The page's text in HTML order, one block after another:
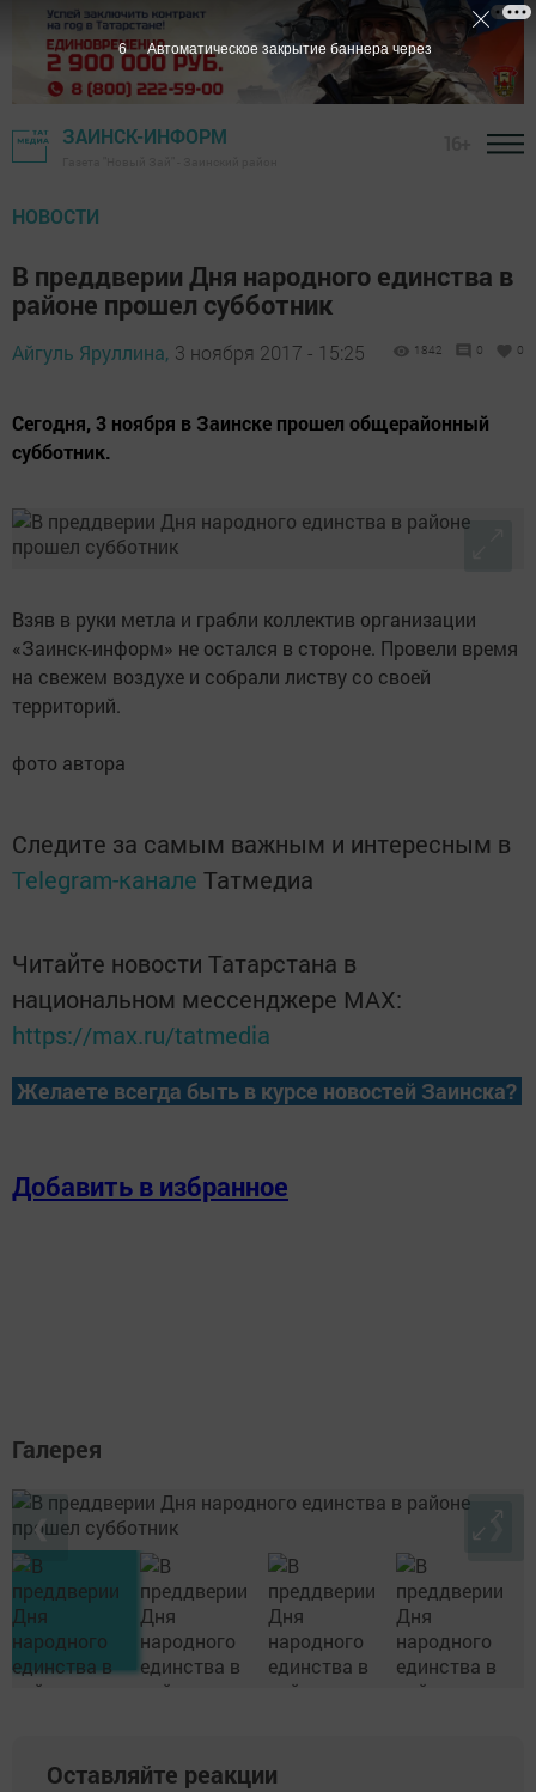
ЗАИНСК-ИНФОРМ
НОВОСТИ
В преддверии Дня народного единства в
районе прошел субботник
Айгуль Яруллина, 3 ноября 2017 - 15:25 1842 0 0
Сегодня, 3 ноября в Заинске прошел общерайонный
субботник.
Взяв в руки метла и грабли коллектив организации
«Заинск-информ» не остался в стороне. Провели время
на свежем воздухе и собрали листву со своей
территорий.
фото автора
Следите за самым важным и интересным в
Telegram-канале Татмедиа
Читайте новости Татарстана в
национальном мессенджере MАХ:
https://max.ru/tatmedia
Желаете всегда быть в курсе новостей Заинска?
Добавить в избранное
Галерея
❮ ❯
Оставляйте реакции
6 Автоматическое закрытие баннера через